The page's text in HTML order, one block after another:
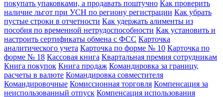
покупать упаковками, а продавать поштучно Как проверить
наличие льгот при УСН по региону регистрации Как убрать
пустые строки в отчетности Как удержать алименты из
пособия по временной нетрудоспособности Как установить и
настроить сертификаты обмена с ФСС Карточка
аналитического учета Карточка по форме № 10 Карточка по
форме № 18 Кассовая книга Квартальная премия сотрудникам
Книга покупок Книга продаж Командировка за границу,
расчеты в валюте Командировка совместителя
Командировочные Комиссионная торговля Компенсация за
неиспользованный отпуск Компенсация использования